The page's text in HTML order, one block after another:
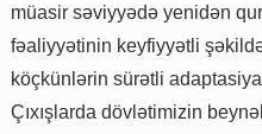
müasir səviyyədə yenidən
fəaliyyətinin keyfiyyətli
köçkünlərin sürətli
Çıxışlarda dövlətimizin